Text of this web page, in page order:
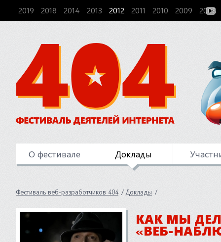
2019 2018 2014 2013 2012 2011 2010 2009 2008
О фестивале Доклады
Фестиваль веб-разработчиков 404 Доклады
КАК МЫ
«ВЕБ-